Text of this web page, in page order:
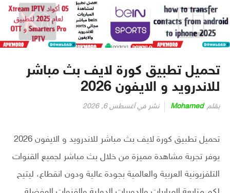
تحميل تطبيق كورة لايف بث مباشر
للاندرويد و الايفون 2026
بقلم Mohamed نشر في أغسطس 6, 2026
تحميل تطبيق كورة لايف بث مباشر للاندرويد و الايفون 2026
يوفر تجربة مشاهدة مميزة من خلال بث مباشر لجميع القنوات
التلفزيونية العربية والعالمية بجودة عالية ودون انقطاع، ليتيح